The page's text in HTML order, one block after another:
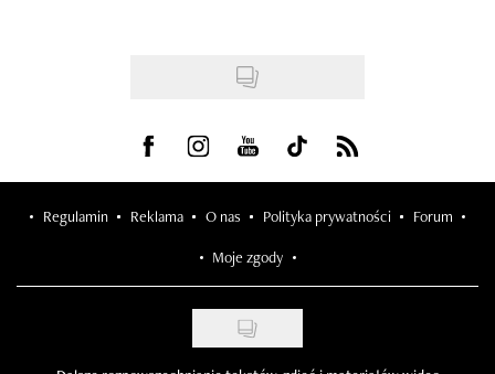
Visit us on Facebook
Visit us on Instagram
Visit us on Youtube
Visit us on Tiktok
Visit us on Rss
Regulamin Reklama O nas Polityka prywatności Forum
Moje zgody